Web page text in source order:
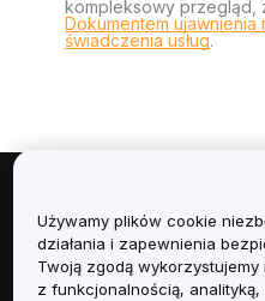
kompleksowy przegląd,
Dokumentem ujawnienia
świadczenia usług.
Informacje
Usługi
Używamy plików cookie
działania i zapewnienia
Twoją zgodą
z funkcjonalnością, analityką,